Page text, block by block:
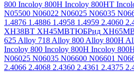
800 Incoloy 800H Incoloy 800HT
N05500 N06022 N06025 N06035
1.4876 1.4886 1.4958 1.4959 2.4060
ХН38ВТ ХН45МВТЮБРид
625 Alloy 718 Alloy 800 Alloy 800H
Incoloy 800 Incoloy 800H Incoloy
N06025 N06035 N06600 N06601
2.4066 2.4068 2.4360 2.4361 2.4375